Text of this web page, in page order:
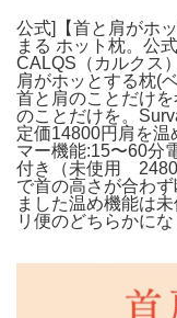
公式]【首と肩がホ
まる ホット枕。公
CALQS（カルクス
肩がホッとする枕(
首と肩のことだけ
のことだけを。
定価14800円肩を温
マー機能:15〜60分
付き（未使用 2480
で首の高さが合わ
ました温め機能は
リ便のどちらかに